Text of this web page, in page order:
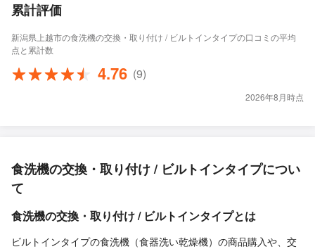
累計評価
新潟県上越市の食洗機の交換・取り付け / ビルトインタイプの口コミの平均
点と累計数
4.76 (9)
2026年8月時点
食洗機の交換・取り付け / ビルトインタイプについ
て
食洗機の交換・取り付け / ビルトインタイプとは
ビルトインタイプの食洗機（食器洗い乾燥機）の商品購入や、交